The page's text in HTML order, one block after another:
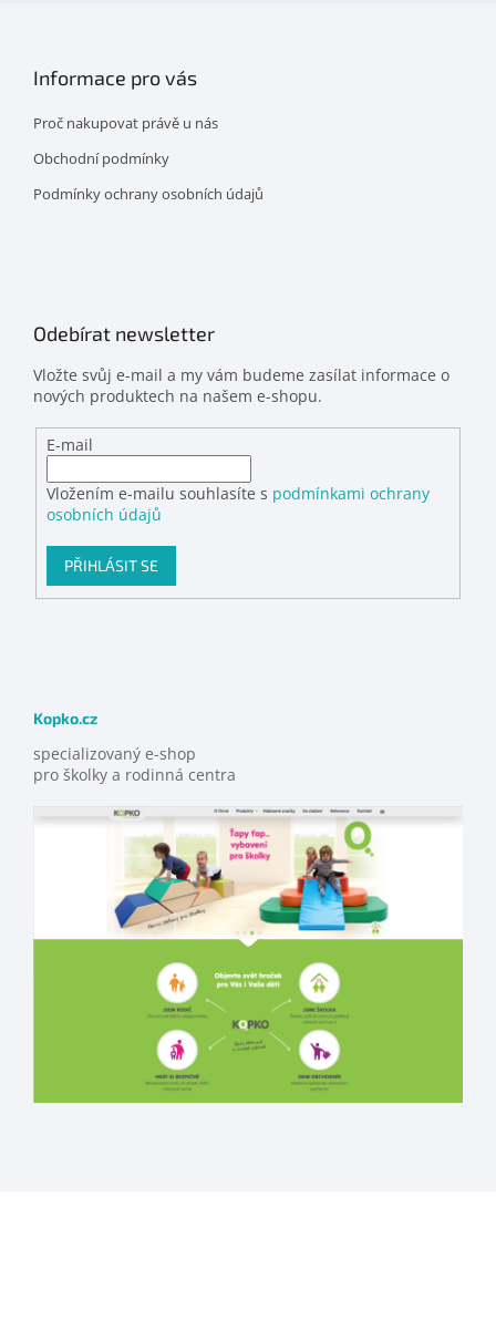
Informace pro vás
Proč nakupovat právě u nás
Obchodní podmínky
Podmínky ochrany osobních údajů
Odebírat newsletter
Vložte svůj e-mail a my vám budeme zasílat informace o
nových produktech na našem e-shopu.
E-mail
Vložením e-mailu souhlasíte s podmínkami ochrany
osobních údajů
PŘIHLÁSIT SE
Kopko.cz
specializovaný e-shop
pro školky a rodinná centra